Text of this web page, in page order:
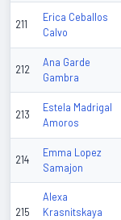
211
Erica Ceballos
Calvo
212
Ana Garde
Gambra
213
Estela Madrigal
Amoros
214
Emma Lopez
Samajon
215
Alexa
Krasnitskaya